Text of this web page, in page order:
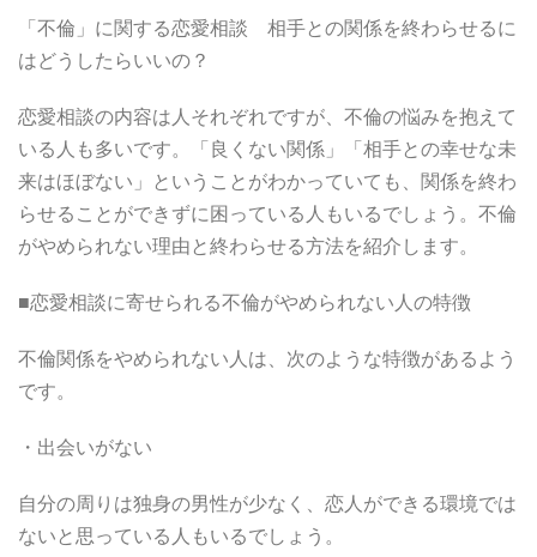
「不倫」に関する恋愛相談 相手との関係を終わらせるに
はどうしたらいいの？
恋愛相談の内容は人それぞれですが、不倫の悩みを抱えて
いる人も多いです。「良くない関係」「相手との幸せな未
来はほぼない」ということがわかっていても、関係を終わ
らせることができずに困っている人もいるでしょう。不倫
がやめられない理由と終わらせる方法を紹介します。
■恋愛相談に寄せられる不倫がやめられない人の特徴
不倫関係をやめられない人は、次のような特徴があるよう
です。
・出会いがない
自分の周りは独身の男性が少なく、恋人ができる環境では
ないと思っている人もいるでしょう。